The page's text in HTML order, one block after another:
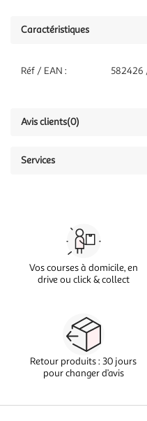
Caractéristiques
Réf / EAN : 582426
Avis clients(0)
Services
Vos courses à domicile, en
drive ou click & collect
Retour produits : 30 jours
pour changer d’avis